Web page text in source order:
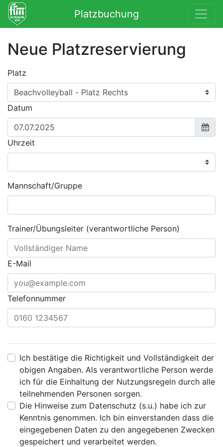
Platzbuchung
Neue Platzreservierung
Platz
Datum
Uhrzeit
Mannschaft/Gruppe
Trainer/Übungsleiter (verantwortliche Person)
E-Mail
Telefonnummer
Ich bestätige die Richtigkeit und Vollständigkeit der
obigen Angaben. Als verantwortliche Person werde
ich für die Einhaltung der Nutzungsregeln durch alle
teilnehmenden Personen sorgen.
Die Hinweise zum Datenschutz (s.u.) habe ich zur
Kenntnis genommen. Ich bin einverstanden dass die
eingegebenen Daten zu den angegebenen Zwecken
gespeichert und verarbeitet werden.